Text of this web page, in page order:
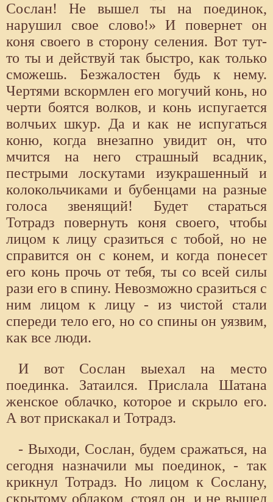
Сослан! Не вышел ты на поединок,
нарушил свое слово!» И повернет он
коня своего в сторону селения. Вот тут-
то ты и действуй так быстро, как только
сможешь. Безжалостен будь к нему.
Чертями вскормлен его могучий конь, но
черти боятся волков, и конь испугается
волчьих шкур. Да и как не испугаться
коню, когда внезапно увидит он, что
мчится на него страшный всадник,
пестрыми лоскутами изукрашенный и
колокольчиками и бубенцами на разные
голоса звенящий! Будет стараться
Тотрадз повернуть коня своего, чтобы
лицом к лицу сразиться с тобой, но не
справится он с конем, и когда понесет
его конь прочь от тебя, ты со всей силы
рази его в спину. Невозможно сразиться с
ним лицом к лицу - из чистой стали
спереди тело его, но со спины он уязвим,
как все люди.
И вот Сослан выехал на место
поединка. Затаился. Прислала Шатана
женское облачко, которое и скрыло его.
А вот прискакал и Тотрадз.
- Выходи, Сослан, будем сражаться, на
сегодня назначили мы поединок, - так
крикнул Тотрадз. Но лицом к Сослану,
скрытому облаком, стоял он, и не вышел